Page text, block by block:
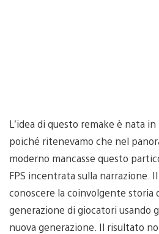
L’idea di questo remake è nata
poiché ritenevamo che nel
moderno mancasse questo
FPS incentrata sulla narrazione.
conoscere la coinvolgente storia
generazione di giocatori usando
nuova generazione. Il risultato